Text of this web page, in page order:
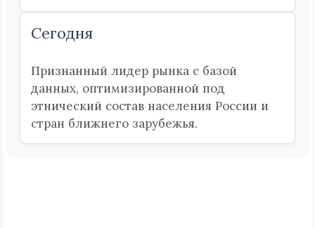
Сегодня
Признанный лидер рынка с базой
данных, оптимизированной под
этнический состав населения России и
стран ближнего зарубежья.